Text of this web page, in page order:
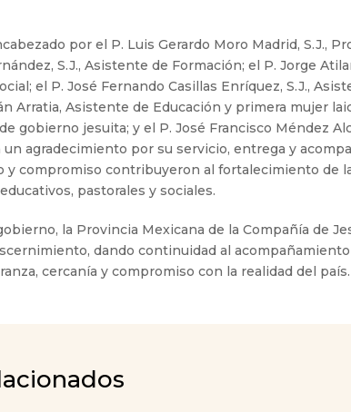
por el P. Luis Gerardo Moro Madrid, S.J.,
S.J., Asistente de Formación; el P. Jorge
el P. José Fernando Casillas Enríquez, S.J.,
Arratia, Asistente de Educación y primera mujer
gobierno jesuita; y el P. José Francisco Méndez
agradecimiento por su servicio, entrega y
y compromiso contribuyeron al fortalecimiento de
pastorales y sociales.
la Provincia Mexicana de la Compañía de
dando continuidad al
cercanía y compromiso con la realidad del país.